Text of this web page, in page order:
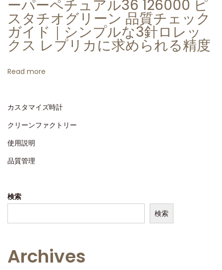
ル
・
デ
イ
ト
ス
ト
3
モ
デ
ル
高
品
ーパーペチュアル36 126000 ピ
スタチオグリーン 品質チェック
ガイド｜シンプルな3針ロレッ
クス レプリカに求められる精度
Read more
カスタマイズ時計
クリーンファクトリー
使用説明
品質管理
検索
検索
Archives